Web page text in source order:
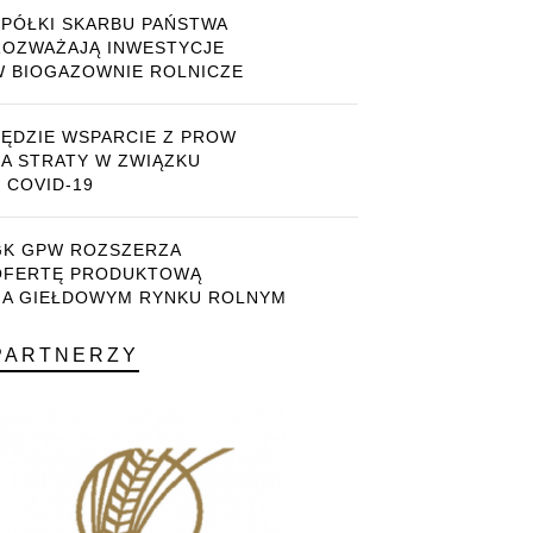
SKARBU PAŃSTWA
INWESTYCJE
BIOGAZOWNIE ROLNICZE
WSPARCIE Z PROW
STRATY W ZWIĄZKU
COVID-19
GPW ROZSZERZA
PRODUKTOWĄ
GIEŁDOWYM RYNKU ROLNYM